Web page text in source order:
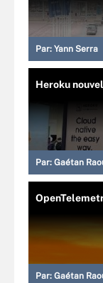
Par: Yann Serra
Heroku
Par: Gaétan
Par: Gaétan